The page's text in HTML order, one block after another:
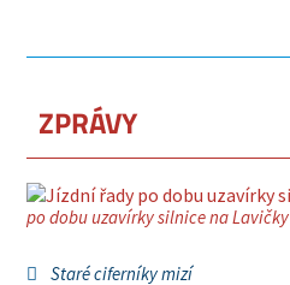
ZPRÁVY
po dobu uzavírky silnice na Lavičky
Staré ciferníky mizí